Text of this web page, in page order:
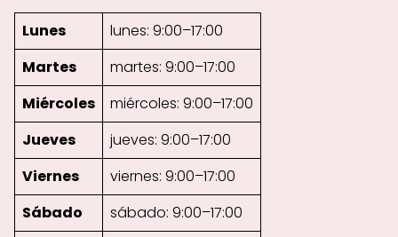
Lunes
lunes: 9:00–17:00
Martes
martes: 9:00–17:00
Miércoles
miércoles: 9:00–17:00
Jueves
jueves: 9:00–17:00
Viernes
viernes: 9:00–17:00
Sábado
sábado: 9:00–17:00